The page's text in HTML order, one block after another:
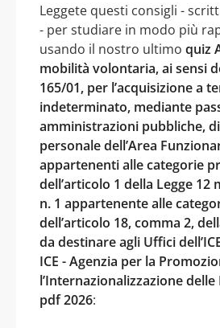
Leggete questi consigli -
- per studiare in modo più
usando il nostro ultimo quiz
mobilità volontaria, ai sensi
165/01, per l’acquisizione a
indeterminato, mediante
amministrazioni pubbliche,
personale dell’Area
appartenenti alle categorie
dell’articolo 1 della Legge 12
n. 1 appartenente alle
dell’articolo 18, comma 2,
da destinare agli Uffici
ICE - Agenzia per la
l’Internazionalizzazione
pdf 2026: